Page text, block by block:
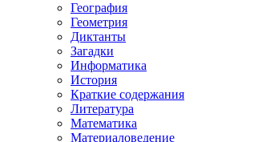
География
Геометрия
Диктанты
Загадки
Информатика
История
Краткие содержания
Литература
Математика
Материаловедение